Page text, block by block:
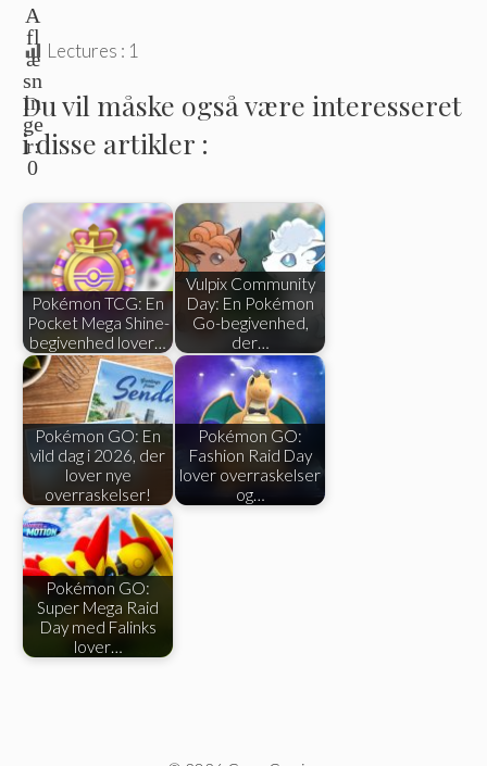
A
fl
æ
sn
in
ge
r:
0
Lectures : 1
Du vil måske også være interesseret
i disse artikler :
Pokémon TCG: En
Pocket Mega Shine-
begivenhed lover…
Vulpix Community
Day: En Pokémon
Go-begivenhed,
der…
Pokémon GO: En
vild dag i 2026, der
lover nye
overraskelser!
Pokémon GO:
Fashion Raid Day
lover overraskelser
og…
Pokémon GO:
Super Mega Raid
Day med Falinks
lover…